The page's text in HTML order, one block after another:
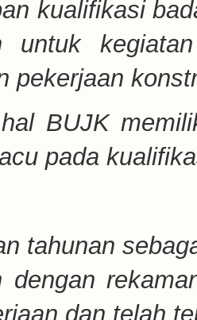
kualifikasi
untuk
pekerjaan
BUJK
pada
tahunan
dengan
dan telah